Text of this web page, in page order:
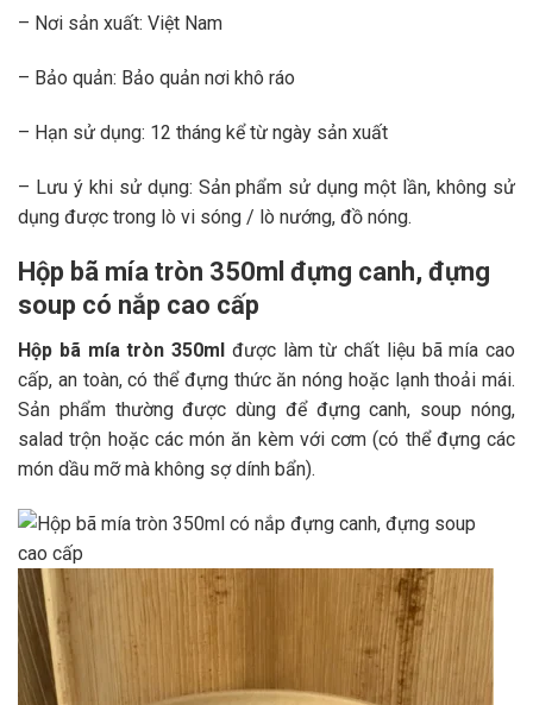
– Nơi sản xuất: Việt Nam
– Bảo quản: Bảo quản nơi khô ráo
– Hạn sử dụng: 12 tháng kể từ ngày sản xuất
– Lưu ý khi sử dụng: Sản phẩm sử dụng một lần, không sử
dụng được trong lò vi sóng / lò nướng, đồ nóng.
Hộp bã mía tròn 350ml đựng canh, đựng
soup có nắp cao cấp
Hộp bã mía tròn 350ml được làm từ chất liệu bã mía cao
cấp, an toàn, có thể đựng thức ăn nóng hoặc lạnh thoải mái.
Sản phẩm thường được dùng để đựng canh, soup nóng,
salad trộn hoặc các món ăn kèm với cơm (có thể đựng các
món dầu mỡ mà không sợ dính bẩn).